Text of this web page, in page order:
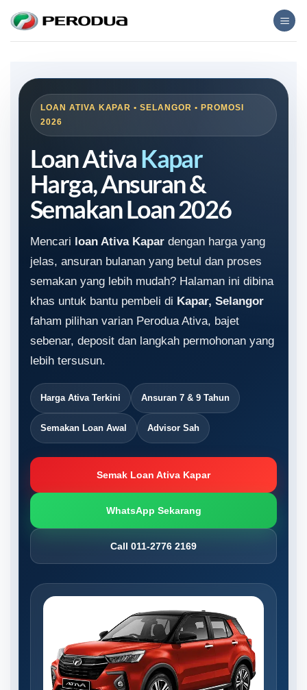
content
LOAN ATIVA KAPAR • SELANGOR • PROMOSI
2026
Loan AtivaKapar
Harga, Ansuran &
Semakan Loan 2026
Mencari loan Ativa Kapar dengan harga yang
jelas, ansuran bulanan yang betul dan proses
semakan yang lebih mudah? Halaman ini dibina
khas untuk bantu pembeli di Kapar, Selangor
faham pilihan varian Perodua Ativa, bajet
sebenar, deposit dan langkah permohonan yang
lebih tersusun.
Harga Ativa Terkini Ansuran 7 & 9 Tahun
Semakan Loan Awal Advisor Sah
Semak Loan Ativa Kapar
WhatsApp Sekarang
Call 011-2776 2169